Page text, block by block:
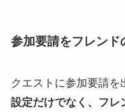
参加要請をフレンド
クエストに参加要請を
設定だけでなく、フレ